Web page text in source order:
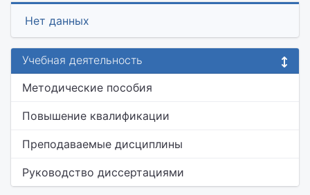
Нет данных
Учебная деятельность
Методические пособия
Повышение квалификации
Преподаваемые дисциплины
Руководство диссертациями